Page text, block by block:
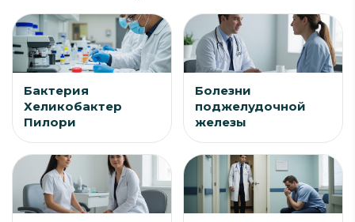
Бактерия
Хеликобактер
Пилори
Болезни
поджелудочной
железы